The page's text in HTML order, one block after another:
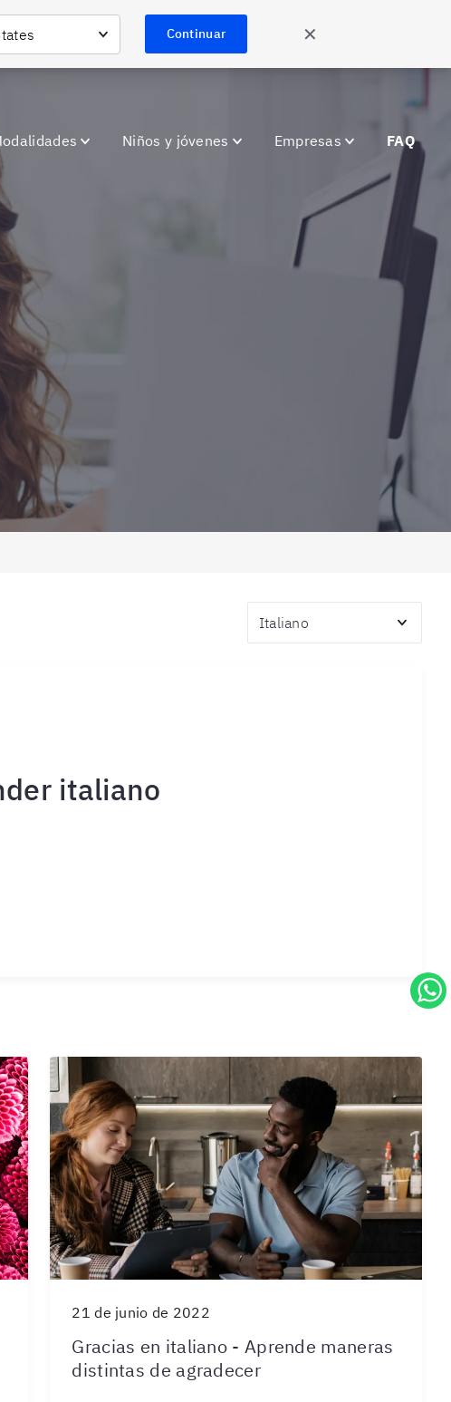
Continuar ✕
Niños y jóvenes Empresas FAQ
italiano
21 de junio de 2022
Gracias en italiano - Aprende maneras
distintas de agradecer